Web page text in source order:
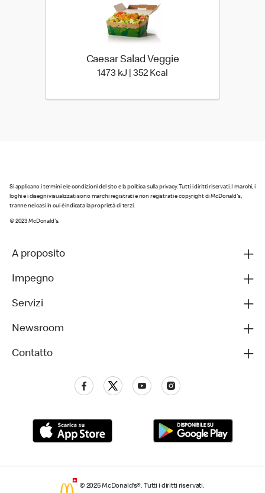
Caesar Salad Veggie
1473 kJ | 352 Kcal
Si applicano i termini e le condizioni del sito e la politica sulla privacy. Tutti i diritti riservati. I marchi, i
loghi e i disegni visualizzati sono marchi registrati e non registrati e copyright di McDonald's,
tranne nei casi in cui è indicata la proprietà di terzi.
© 2023 McDonald's.
A proposito
Impegno
Servizi
Newsroom
Contatto
© 2025 McDonald’s®. Tutti i diritti riservati.